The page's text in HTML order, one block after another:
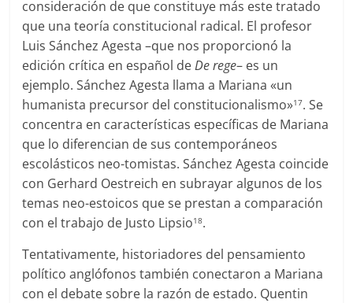
consideración de que constituye más este tratado
que una teoría constitucional radical. El profesor
Luis Sánchez Agesta –que nos proporcionó la
edición crítica en español deDe rege– es un
ejemplo. Sánchez Agesta llama a Mariana «un
humanista precursor del constitucionalismo»17. Se
concentra en características específicas de Mariana
que lo diferencian de sus contemporáneos
escolásticos neo-tomistas. Sánchez Agesta coincide
con Gerhard Oestreich en subrayar algunos de los
temas neo-estoicos que se prestan a comparación
con el trabajo de Justo Lipsio18.
Tentativamente, historiadores del pensamiento
político anglófonos también conectaron a Mariana
con el debate sobre la razón de estado. Quentin